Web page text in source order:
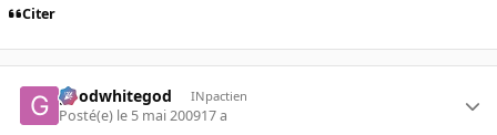
Citer
goodwhitegod INpactien
Posté(e) le 5 mai 200917 a